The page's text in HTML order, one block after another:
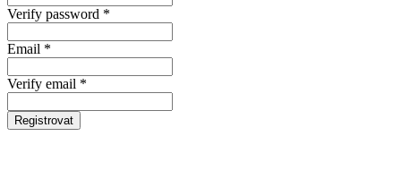
Verify password *
Email *
Verify email *
Registrovat